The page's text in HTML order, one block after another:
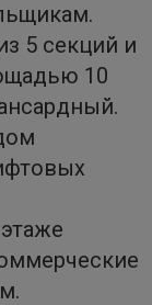
5 секций и
10